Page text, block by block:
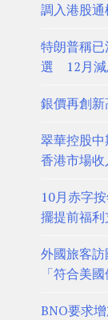
調入港股
特朗普稱
選 12月減
銀價再創
翠華控股
香港市場
10月赤字
擺提前福利
外國旅客
「符合美國
BNO要求